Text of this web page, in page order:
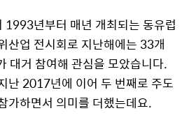
1993년부터 매년 개최되는 동유럽
산업 전시회로 지난해에는 33개
대거 참여해 관심을 모았습니다.
난 2017년에 이어 두 번째로 주도
가하면서 의미를 더했는데요.